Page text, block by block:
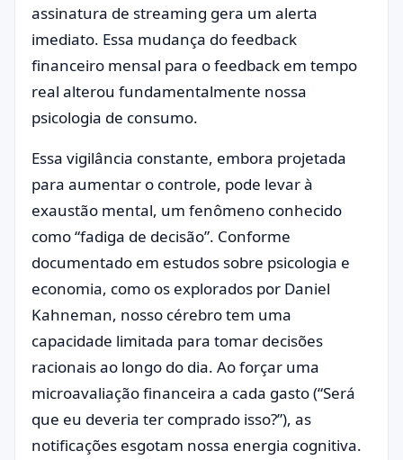
assinatura de streaming gera um alerta
imediato. Essa mudança do feedback
financeiro mensal para o feedback em tempo
real alterou fundamentalmente nossa
psicologia de consumo.
Essa vigilância constante, embora projetada
para aumentar o controle, pode levar à
exaustão mental, um fenômeno conhecido
como “fadiga de decisão”. Conforme
documentado em estudos sobre psicologia e
economia, como os explorados por Daniel
Kahneman, nosso cérebro tem uma
capacidade limitada para tomar decisões
racionais ao longo do dia. Ao forçar uma
microavaliação financeira a cada gasto (“Será
que eu deveria ter comprado isso?”), as
notificações esgotam nossa energia cognitiva.